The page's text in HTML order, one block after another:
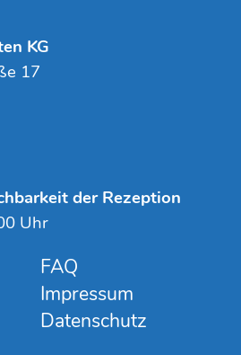
FAQ
Impressum
Datenschutz
KG
17
der Rezeption
Uhr